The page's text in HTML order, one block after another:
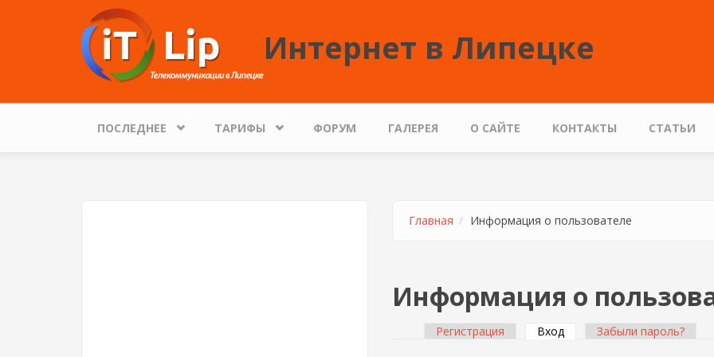
Перейти к основному содержанию
Интернет в Липецке
ПОСЛЕДНЕЕ ТАРИФЫ ФОРУМ ГАЛЕРЕЯ О САЙТЕ КОНТАКТЫ СТАТЬИ
Главная Информация о пользователе
Информация о
Регистрация Вход (активная вкладка)
Забыли пароль?